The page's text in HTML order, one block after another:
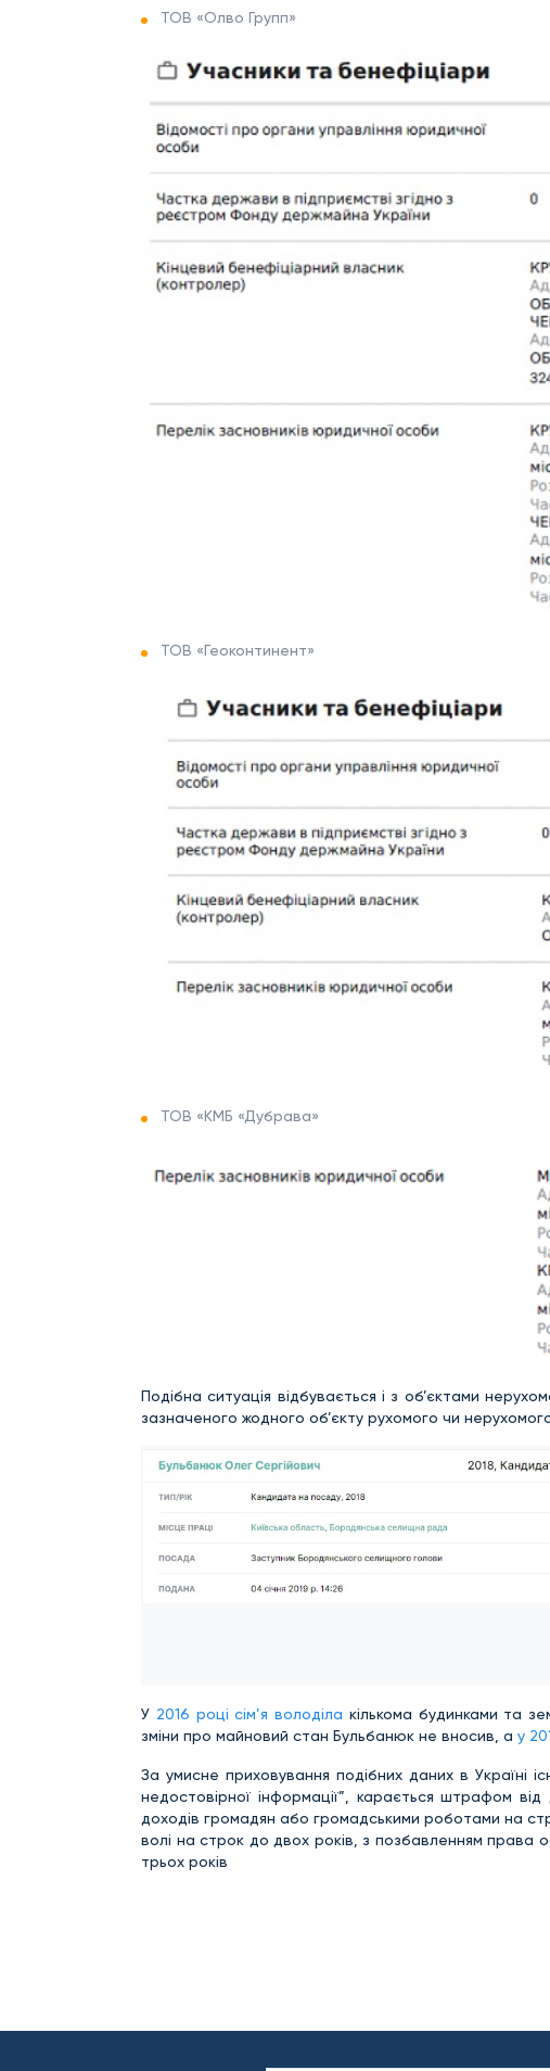
ТОВ «Олво Групп»
ТОВ «Геоконтинент»
ТОВ «КМБ «Дубрава»
Подібна ситуація відбувається і з об’єктами
зазначеного жодного об’єкту рухомого чи
У 2016 році сім’я володіла кількома будинками та
зміни про майновий стан Бульбанюк не вносив, а у
За умисне приховування подібних даних в Україні
недостовірної інформації”, карається штрафом
доходів громадян або громадськими роботами на
волі на строк до двох років, з позбавленням права
трьох років